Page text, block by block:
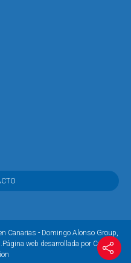
Canarias - Domingo Alonso Group,
Página web desarrollada por Coco